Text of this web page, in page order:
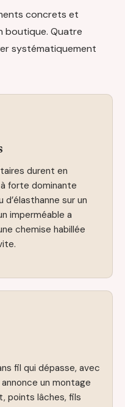
concrets et
boutique. Quatre
systématiquement
durent en
à forte dominante
sur un
imperméable a
chemise habillée
fil qui dépasse, avec
un montage
points lâches, fils